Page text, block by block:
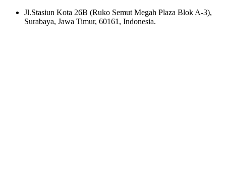
Skip
Jl.Stasiun Kota 26B (Ruko Semut Megah Plaza Blok A-3),
Surabaya, Jawa Timur, 60161, Indonesia.